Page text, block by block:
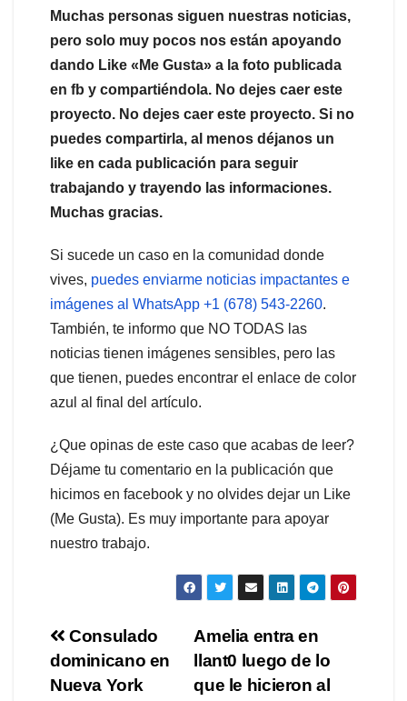
Muchas personas siguen nuestras noticias,
pero solo muy pocos nos están apoyando
dando Like «Me Gusta» a la foto publicada
en fb y compartiéndola. No dejes caer este
proyecto. No dejes caer este proyecto. Si no
puedes compartirla, al menos déjanos un
like en cada publicación para seguir
trabajando y trayendo las informaciones.
Muchas gracias.
Si sucede un caso en la comunidad donde
vives, puedes enviarme noticias impactantes e
imágenes al WhatsApp +1 (678) 543-2260.
También, te informo que NO TODAS las
noticias tienen imágenes sensibles, pero las
que tienen, puedes encontrar el enlace de color
azul al final del artículo.
¿Que opinas de este caso que acabas de leer?
Déjame tu comentario en la publicación que
hicimos en facebook y no olvides dejar un Like
(Me Gusta). Es muy importante para apoyar
nuestro trabajo.
Navegación
de
Amelia entra en
llant0 luego de lo
que le hicieron al
Consulado
dominicano en
Nueva York